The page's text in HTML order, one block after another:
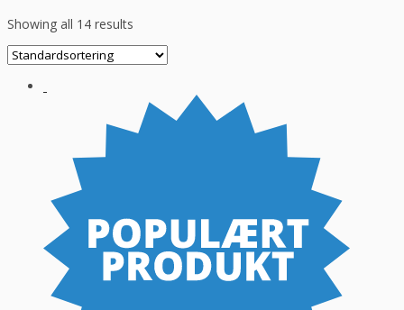
Showing all 14 results